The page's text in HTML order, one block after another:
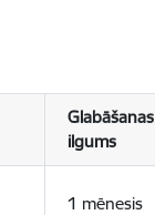
Glabāšanas
ilgums
1 mēnesis